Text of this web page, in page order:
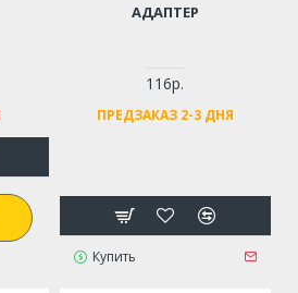
АДАПТЕР
116р.
ПРЕДЗАКАЗ 2-3 ДНЯ
Купить